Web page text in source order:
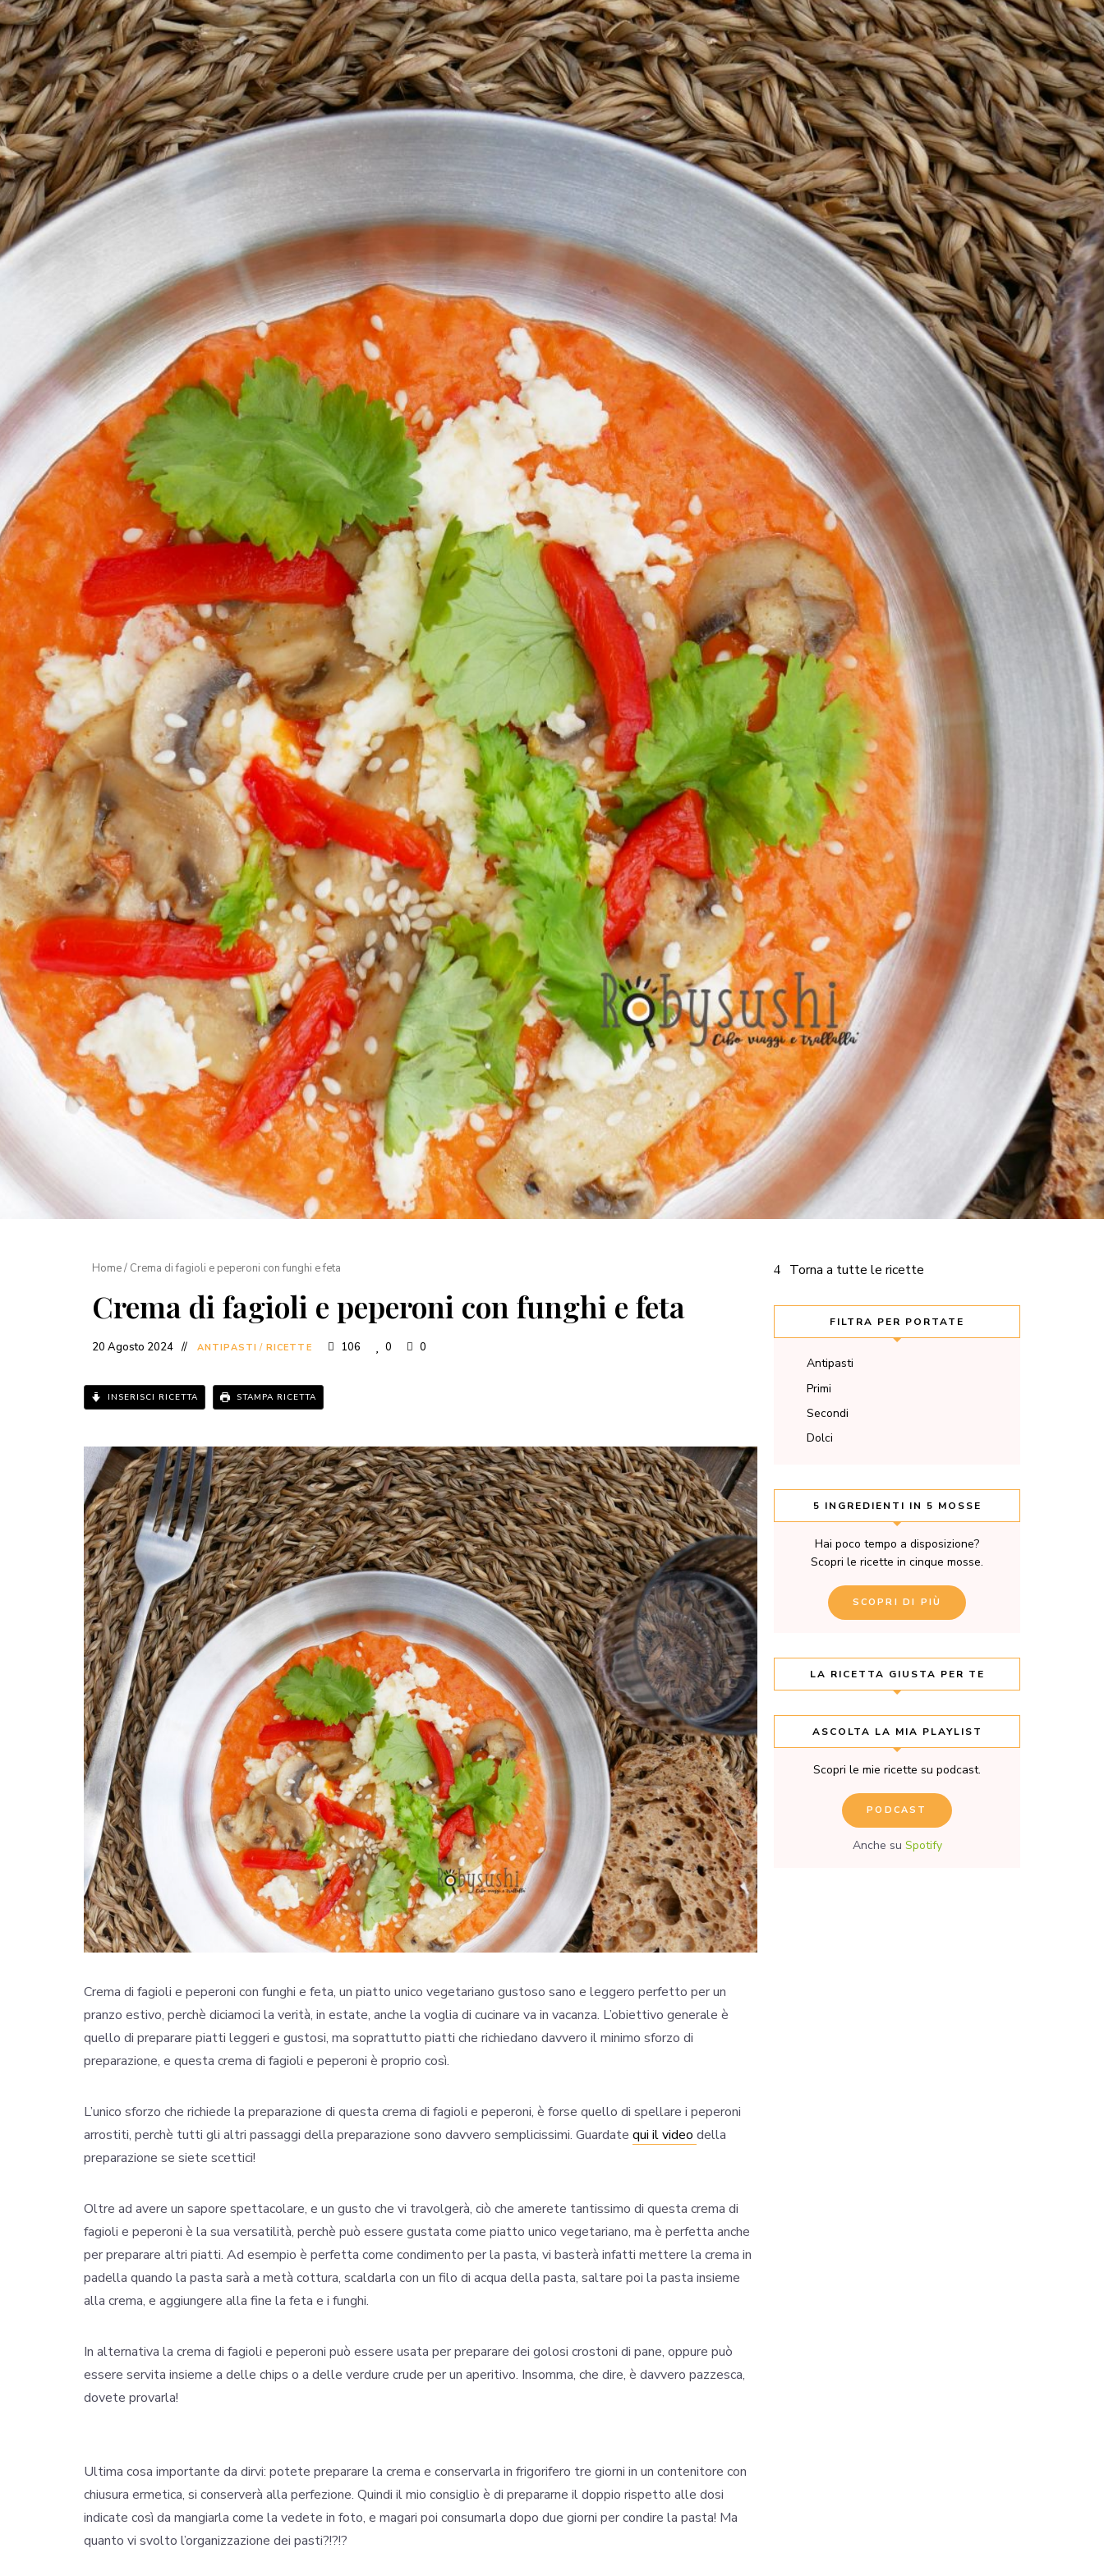
Home/ Crema di fagioli e peperoni con funghi e feta
Crema di fagioli e peperoni con funghi e feta
20 Agosto 2024 ANTIPASTI / RICETTE 106 0 0
INSERISCI RICETTA STAMPA RICETTA
Crema di fagioli e peperoni con funghi e feta, un piatto unico vegetariano gustoso sano e leggero perfetto per un
pranzo estivo, perchè diciamoci la verità, in estate, anche la voglia di cucinare va in vacanza. L’obiettivo generale è
quello di preparare piatti leggeri e gustosi, ma soprattutto piatti che richiedano davvero il minimo sforzo di
preparazione, e questa crema di fagioli e peperoni è proprio così.
L’unico sforzo che richiede la preparazione di questa crema di fagioli e peperoni, è forse quello di spellare i peperoni
arrostiti, perchè tutti gli altri passaggi della preparazione sono davvero semplicissimi. Guardate qui il video della
preparazione se siete scettici!
Oltre ad avere un sapore spettacolare, e un gusto che vi travolgerà, ciò che amerete tantissimo di questa crema di
fagioli e peperoni è la sua versatilità, perchè può essere gustata come piatto unico vegetariano, ma è perfetta anche
per preparare altri piatti. Ad esempio è perfetta come condimento per la pasta, vi basterà infatti mettere la crema in
padella quando la pasta sarà a metà cottura, scaldarla con un filo di acqua della pasta, saltare poi la pasta insieme
alla crema, e aggiungere alla fine la feta e i funghi.
In alternativa la crema di fagioli e peperoni può essere usata per preparare dei golosi crostoni di pane, oppure può
essere servita insieme a delle chips o a delle verdure crude per un aperitivo. Insomma, che dire, è davvero pazzesca,
dovete provarla!
Ultima cosa importante da dirvi: potete preparare la crema e conservarla in frigorifero tre giorni in un contenitore con
chiusura ermetica, si conserverà alla perfezione. Quindi il mio consiglio è di prepararne il doppio rispetto alle dosi
indicate così da mangiarla come la vedete in foto, e magari poi consumarla dopo due giorni per condire la pasta! Ma
quanto vi svolto l’organizzazione dei pasti?!?!?
Torna a tutte le ricette
FILTRA PER PORTATE
Antipasti
Primi
Secondi
Dolci
5 INGREDIENTI IN 5 MOSSE
Hai poco tempo a disposizione?
Scopri le ricette in cinque mosse.
SCOPRI DI PIÙ
LA RICETTA GIUSTA PER TE
ASCOLTA LA MIA PLAYLIST
Scopri le mie ricette su podcast.
PODCAST
Anche su Spotify